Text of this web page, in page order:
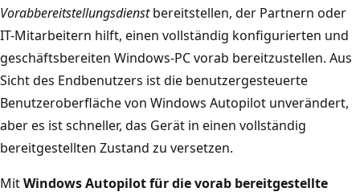
Vorabbereitstellungsdienstbereitstellen, der Partnern oder
IT-Mitarbeitern hilft, einen vollständig konfigurierten und
geschäftsbereiten Windows-PC vorab bereitzustellen. Aus
Sicht des Endbenutzers ist die benutzergesteuerte
Benutzeroberfläche von Windows Autopilot unverändert,
aber es ist schneller, das Gerät in einen vollständig
bereitgestellten Zustand zu versetzen.
MitWindows Autopilot für die vorab bereitgestellte